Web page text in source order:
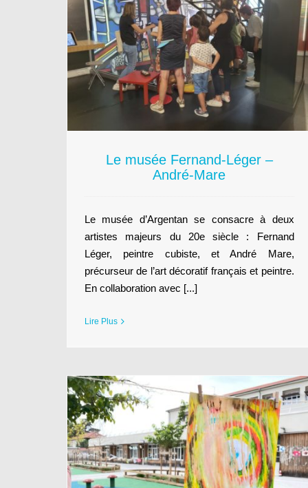
Le musée Fernand-Léger –
André-Mare
Le musée d’Argentan se consacre à deux
artistes majeurs du 20e siècle : Fernand
Léger, peintre cubiste, et André Mare,
précurseur de l’art décoratif français et peintre.
En collaboration avec [...]
Lire Plus
Adapter, mais créer !
Territoires